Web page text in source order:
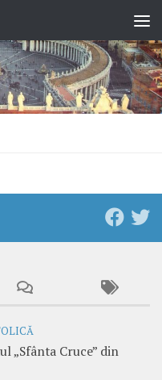
„Sfânta Cruce” din